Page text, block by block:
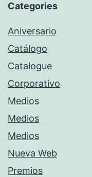
Categories
Aniversario
Catálogo
Catalogue
Corporativo
Medios
Medios
Medios
Nueva Web
Premios